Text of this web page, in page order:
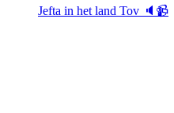
Jefta in het land Tov 🔈📹